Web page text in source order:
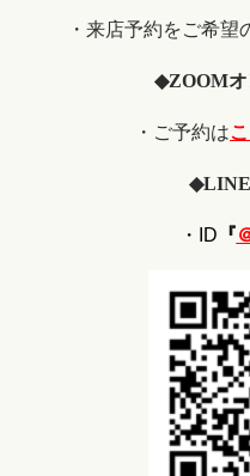
・来店予約をご希望
◆ZOOM
・ご予約は
◆LINE
・ID 『